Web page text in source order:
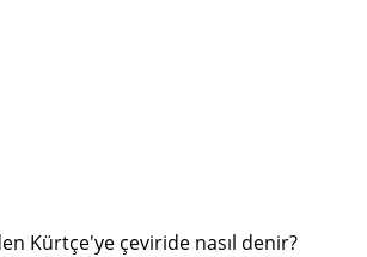
Kürtçe'ye çeviride nasıl denir?